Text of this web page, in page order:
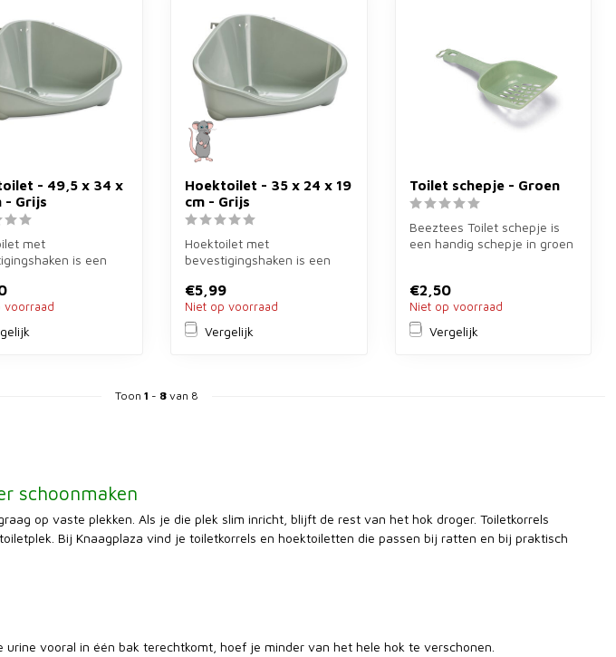
- 49,5 x 34 x
- Grijs
met
is een
k...
voorraad
Hoektoilet - 35 x 24 x 19
cm - Grijs
Hoektoilet met
bevestigingshaken is een
in grijs voor...
€5,99
Niet op voorraad
Vergelijk
Toilet schepje - Groen
Beeztees Toilet schepje is
een handig schepje in groen
€2,50
Niet op voorraad
Vergelijk
Toon 1 - 8 van 8
schoonmaken
op vaste plekken. Als je die plek slim inricht, blijft de rest van het hok droger. Toiletkorrels
Bij Knaagplaza vind je toiletkorrels en hoektoiletten die passen bij ratten en bij praktisch
vooral in één bak terechtkomt, hoef je minder van het hele hok te verschonen.